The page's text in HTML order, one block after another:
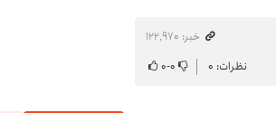
خبر: ۱۲۲٬۹۷۰
نظرات: ۰ ۰-۰